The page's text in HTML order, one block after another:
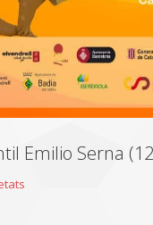
Emilio Serna